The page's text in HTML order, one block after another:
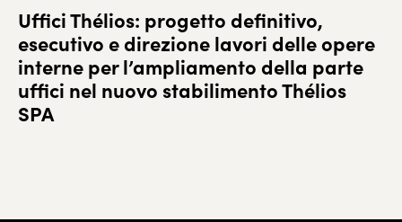
Uffici Thélios: progetto definitivo,
esecutivo e direzione lavori delle opere
interne per l’ampliamento della parte
uffici nel nuovo stabilimento Thélios
SPA